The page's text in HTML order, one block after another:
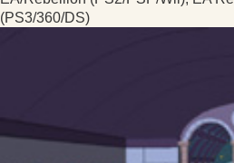
(PS3/360/DS)